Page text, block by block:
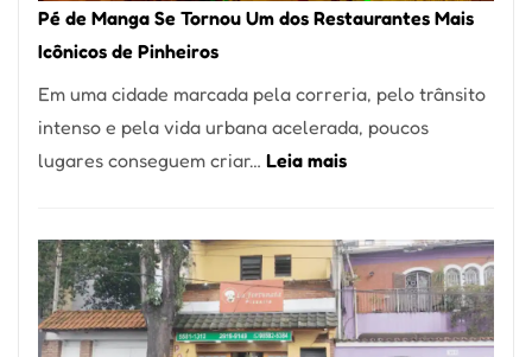
Pé de Manga Se Tornou Um dos Restaurantes Mais
Icônicos de Pinheiros
Em uma cidade marcada pela correria, pelo trânsito
intenso e pela vida urbana acelerada, poucos
lugares conseguem criar… Leia mais:
Manga
Se
Tornou